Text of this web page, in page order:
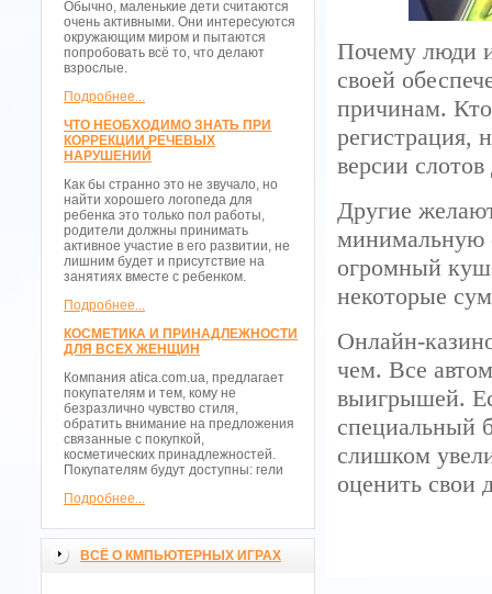
Обычно, маленькие дети считаются
очень активными. Они интересуются
окружающим миром и пытаются
попробовать всё то, что делают
взрослые.
Подробнее...
ЧТО НЕОБХОДИМО ЗНАТЬ ПРИ
КОРРЕКЦИИ РЕЧЕВЫХ
НАРУШЕНИЙ
Как бы странно это не звучало, но
найти хорошего логопеда для
ребенка это только пол работы,
родители должны принимать
активное участие в его развитии, не
лишним будет и присутствие на
занятиях вместе с ребенком.
Подробнее...
КОСМЕТИКА И ПРИНАДЛЕЖНОСТИ
ДЛЯ ВСЕХ ЖЕНЩИН
Компания atica.com.ua, предлагает
покупателям и тем, кому не
безразлично чувство стиля,
обратить внимание на предложения
связанные с покупкой,
косметических принадлежностей.
Покупателям будут доступны: гели
Подробнее...
ВСЁ О КМПЬЮТЕРНЫХ ИГРАХ
Почему люди
своей
причинам.
регистрация,
версии
Другие
минимальную
огромный
некоторые
Онлайн-
чем. Все
выигрышей.
специальный
слишком
оценить свои